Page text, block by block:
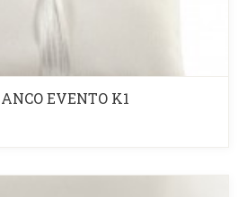
EVENTO K1